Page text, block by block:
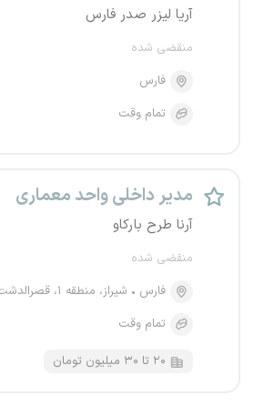
آریا لیزر صدر فارس
منقضی شده
فارس
تمام وقت
مدیر داخلی واحد معماری
آرنا طرح بارکاو
منقضی شده
فارس
شیراز، منطقه ۱، قصرالدشت
تمام وقت
۲۰ تا ۳۰ میلیون تومان